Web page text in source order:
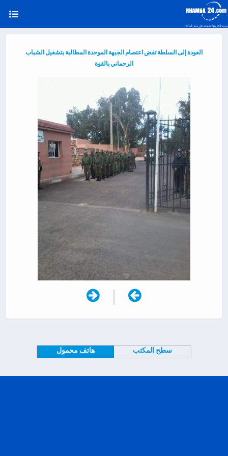
العودة إلى السلطة تفض اعتصام الجبهة الموحدة المطالبة بتشغيل الشباب
الرحماني بالقوة
|
هاتف محمول سطح المكتب